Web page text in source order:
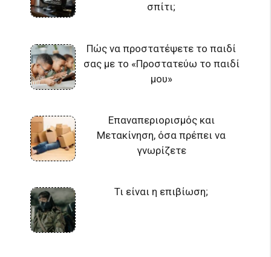
σπίτι;
Πώς να προστατέψετε το παιδί
σας με το «Προστατεύω το παιδί
μου»
Επαναπεριορισμός και
Μετακίνηση, όσα πρέπει να
γνωρίζετε
Τι είναι η επιβίωση;